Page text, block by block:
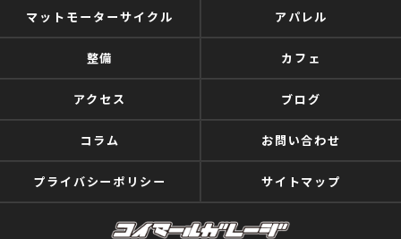
マットモーターサイクル アパレル
整備 カフェ
アクセス ブログ
コラム お問い合わせ
プライバシーポリシー サイトマップ